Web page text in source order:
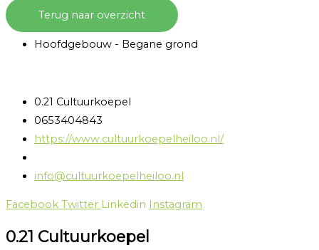
Ga
naar
Terug naar overzicht
Hoofdgebouw - Begane grond
0.21 Cultuurkoepel
0653404843
https://www.cultuurkoepelheiloo.nl/
info@cultuurkoepelheiloo.nl
Facebook Twitter Linkedin Instagram
0.21 Cultuurkoepel